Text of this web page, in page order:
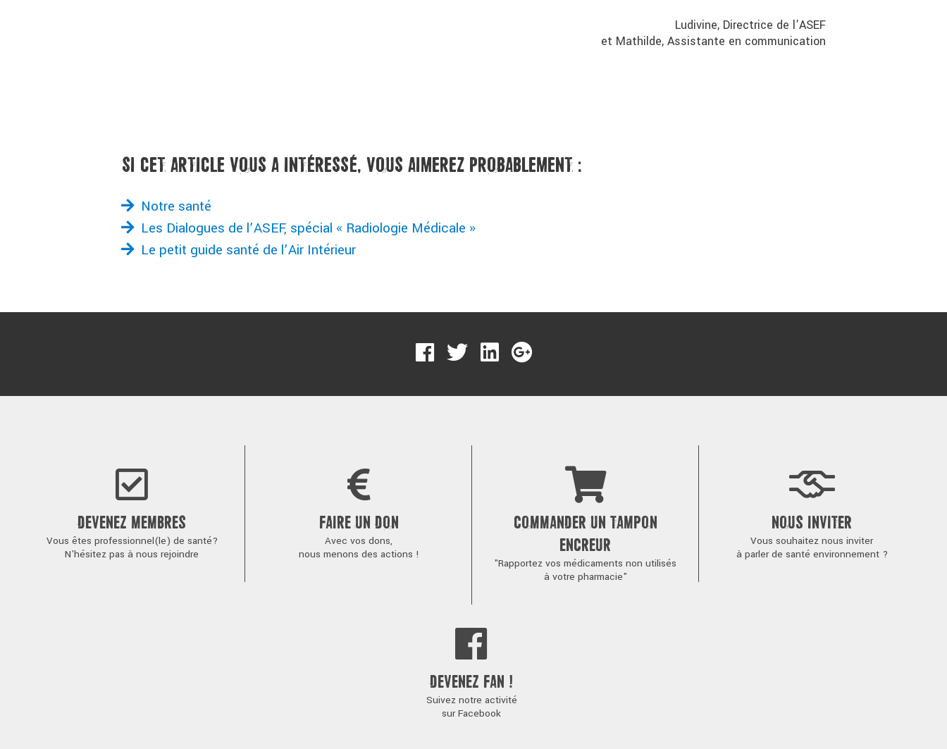
Ludivine, Directrice de l’ASEF
et Mathilde, Assistante en communication
SI CET ARTICLE VOUS A INTÉRESSÉ, VOUS AIMEREZ PROBABLEMENT :
Notre santé
Les Dialogues de l’ASEF, spécial « Radiologie Médicale »
Le petit guide santé de l’Air Intérieur
DEVENEZ MEMBRES
Vous êtes professionnel(le) de santé?
N'hésitez pas à nous rejoindre
FAIRE UN DON
Avec vos dons,
nous menons des actions !
COMMANDER UN TAMPON
ENCREUR
"Rapportez vos médicaments non utilisés
à votre pharmacie"
NOUS INVITER
Vous souhaitez nous inviter
à parler de santé environnement ?
DEVENEZ FAN !
Suivez notre activité
sur Facebook